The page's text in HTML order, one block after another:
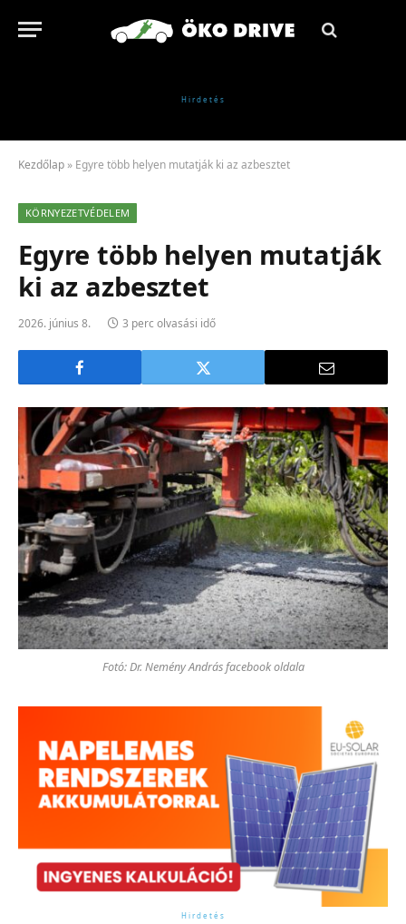
Kezdőlap » Egyre több helyen mutatják ki az azbesztet
KÖRNYEZETVÉDELEM
Egyre több helyen mutatják
ki az azbesztet
2026. június 8. 3 perc olvasási idő
Fotó: Dr. Nemény András facebook oldala